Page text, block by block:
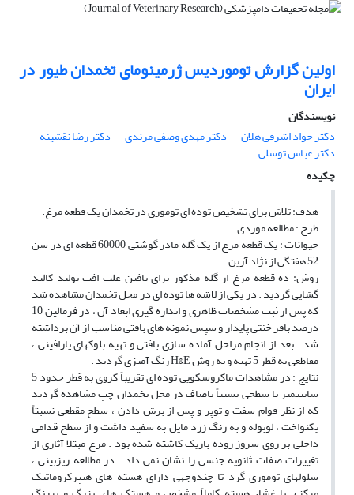
اولین گزارش توموردیس ژرمینومای تخمدان طیور در
ایران
نویسندگان
دکتر جواد اشرفی هلان
دکتر مهدی وصفی مرندی دکتر رضا نقشینه
دکتر عباس توسلی
چکیده
هدف: تلاش برای تشخیص توده ای توموری در تخمدان یک قطعه مرغ.
طرح : مطالعه موردی .
حیوانات : یک قطعه مرغ از یک گله مادر گوشتی 60000 قطعه ای در سن
52 هفتگی از نژاد آرین .
روش: ده قطعه مرغ از گله مذکور برای یافتن علت افت تولید کالبد
گشایی گردید . در یکی از لاشه ها توده ای در محل تخمدان مشاهده شد
که پس از ثبت مشخصات ظاهری و اندازه گیری ابعاد آن ، در فرمالین 10
درصد بافر خنثی پایدار و سپس نمونه های بافتی مناسب از آن برداشته
شد . بعد از انجام مراحل آماده سازی بافتی و تهیه بلوکهای پارافینی ،
مقاطعی به قطر 5 تهیه و به روش H&E رنگ آمیزی گردید .
نتایج : در مشاهدات ماکروسکوپی توده ای تقریباً کروی به قطر حدود 5
سانتیمتر با سطحی نسبتاً ناصاف در محل تخمدان چپ مشاهده گردید
که از نظر قوام سفت و توپر و پس از برش دادن ، سطح مقطعی نسبتاً
یکنواخت ، لوبوله و به رنگ زرد مایل به سفید داشت و از سطح قدامی
داخلی بر روی سروز روده باریک کاشته شده بود . مرغ مبتلا آثاری از
تغییرات صفات ثانویه جنسی را نشان نمی داد . در مطالعه ریزبینی ،
سلولهای توموری گرد تا چندوجهی دارای هسته های هیپرکروماتیک